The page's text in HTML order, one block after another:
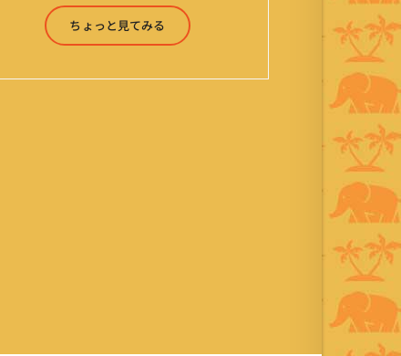
ットーに鼻くそほじりながらやってま
す。 山森 淳（Jun Yamamori） 生年
ちょっと見てみる